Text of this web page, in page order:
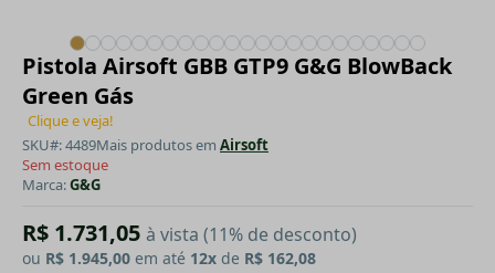
Pistola Airsoft GBB GTP9 G&G BlowBack
Green Gás
Clique e veja!
SKU#: 4489Mais produtos em Airsoft
Sem estoque
Marca:G&G
R$ 1.731,05 à vista (11% de desconto)
ou R$ 1.945,00 em até 12x de R$ 162,08